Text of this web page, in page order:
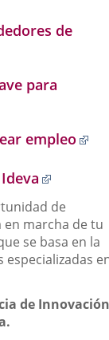
de
para
empleo
una
externa.
de
marcha de tu
se basa en la
de